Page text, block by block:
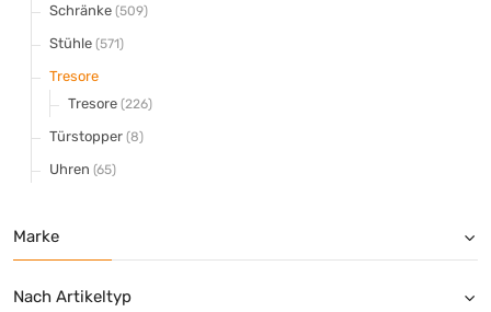
Schränke (509)
Stühle (571)
Tresore
Tresore (226)
Türstopper (8)
Uhren (65)
Marke
Nach Artikeltyp